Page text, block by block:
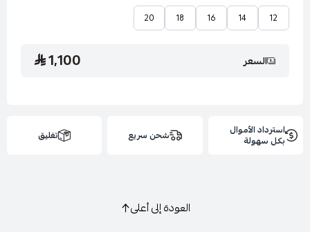
12
14
16
18
20
السعر 1,100
استرداد الأموال
بكل سهولة شحن سريع تغليق
العودة إلى أعلى